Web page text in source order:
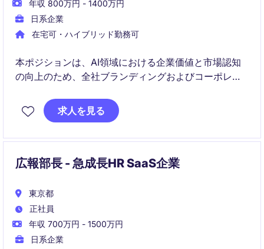
年収 800万円 - 1400万円
日系企業
在宅可・ハイブリッド勤務可
本ポジションは、AI領域における企業価値と市場認知
の向上のため、全社ブランディングおよびコーポレー
ンです。経営陣のパートナーとして、企業メッセージ
やブランドストーリーの構築、社外/内広報などを横断
求人を見る
広報部長 - 急成長HR SaaS企業
東京都
正社員
年収 700万円 - 1500万円
日系企業